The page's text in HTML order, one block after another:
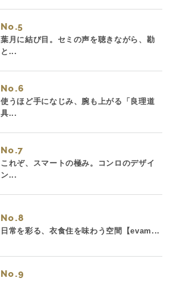
No.
葉月に結び目。セミの声を聴きながら、勘
と...
No.
使うほど手になじみ、腕も上がる「良理道
具...
No.
これぞ、スマートの極み。コンロのデザイ
ン...
No.
日常を彩る、衣食住を味わう空間【evam...
No.